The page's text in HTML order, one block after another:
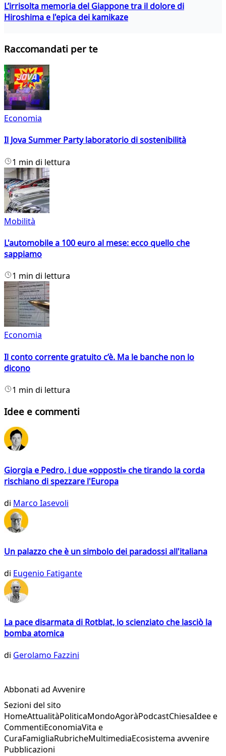
L’irrisolta memoria del Giappone tra il dolore di
Hiroshima e l'epica dei kamikaze
Raccomandati per te
Economia
Il Jova Summer Party laboratorio di sostenibilità
1 min di lettura
Mobilità
L'automobile a 100 euro al mese: ecco quello che
sappiamo
1 min di lettura
Economia
Il conto corrente gratuito c’è. Ma le banche non lo
dicono
1 min di lettura
Idee e commenti
Giorgia e Pedro, i due «opposti» che tirando la corda
rischiano di spezzare l'Europa
di Marco Iasevoli
Un palazzo che è un simbolo dei paradossi all'italiana
di Eugenio Fatigante
La pace disarmata di Rotblat, lo scienziato che lasciò la
bomba atomica
di Gerolamo Fazzini
Abbonati ad Avvenire
Sezioni del sito
HomeAttualitàPoliticaMondoAgoràPodcastChiesaIdee e
CommentiEconomiaVita e
CuraFamigliaRubricheMultimediaEcosistema avvenire
Pubblicazioni